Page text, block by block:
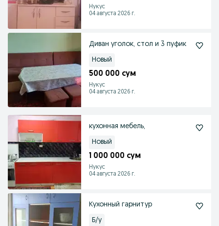
Нукус
04 августа 2026 г.
Диван уголок, стол и 3 пуфик
Новый
500 000 сум
Нукус
04 августа 2026 г.
кухонная мебель,
Новый
1 000 000 сум
Нукус
04 августа 2026 г.
Кухонный гарнитур
Б/у